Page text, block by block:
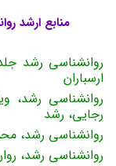
منابع ارشد
روانشناسی رشد
ارسباران
روانشناسی رشد،
رجایی، رشد
روانشناسی رشد،
روانشناسی رشد،